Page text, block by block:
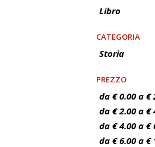
Libro
CATEGORIA
Storia
PREZZO
da € 0.00 a €
da € 2.00 a €
da € 4.00 a €
da € 6.00 a €